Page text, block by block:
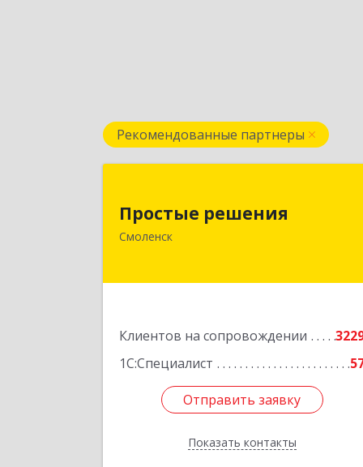
Рекомендованные партнеры
Простые решения
Смоленск
Клиентов на сопровождении
1С:Специалист
Отправить заявку
Показать контакты
214015, Смоленская обл, Смоленск г,
Большая Краснофлотская ул, дом №
Отправить заявку
Назад